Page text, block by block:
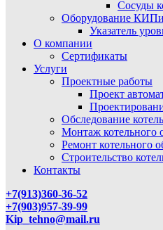
Сосуды
Оборудование
Указатель
О компании
Сертификаты
Услуги
Проектные работы
Проект
Обследование
Монтаж котельного
Ремонт котельного
Строительство
Контакты
+7(913)360-36-52
+7(903)957-39-99
Kip_tehno@mail.ru